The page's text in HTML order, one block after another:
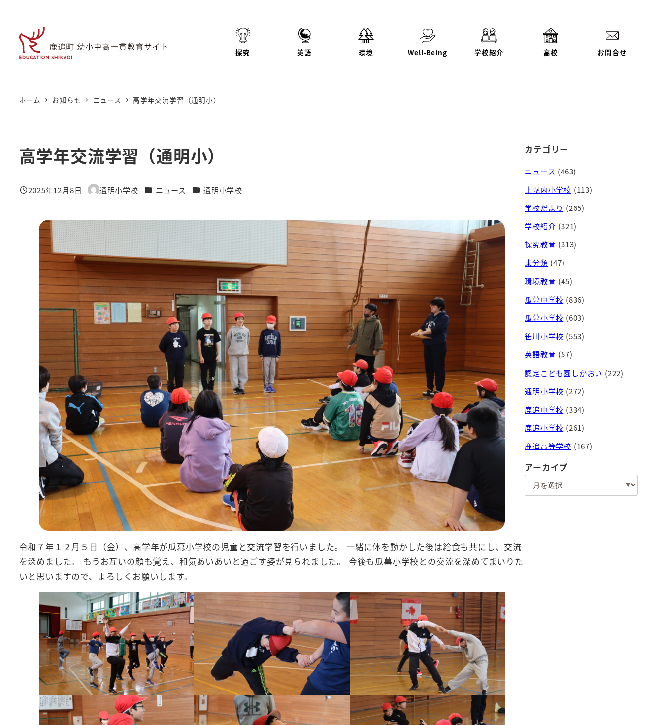
探究 英語 環境 Well-Being 学校紹介 高校 お問合せ
ホーム お知らせ ニュース 高学年交流学習（通明小）
高学年交流学習（通明小）
投稿日
2025年12月8日
著
通明小学校 カテゴリー
ニュース カテゴリー
通明小学校
令和７年１２月５日（金）、高学年が瓜幕小学校の児童と交流学習を行いました。 一緒に体を動かした後は給食も共にし、交流
を深めました。 もうお互いの顔も覚え、和気あいあいと過ごす姿が見られました。 今後も瓜幕小学校との交流を深めてまいりた
いと思いますので、よろしくお願いします。
カテゴリー
ニュース (463)
上幌内小学校 (113)
学校だより (265)
学校紹介 (321)
探究教育 (313)
未分類 (47)
環境教育 (45)
瓜幕中学校 (836)
瓜幕小学校 (603)
笹川小学校 (553)
英語教育 (57)
認定こども園しかおい (222)
通明小学校 (272)
鹿追中学校 (334)
鹿追小学校 (261)
鹿追高等学校 (167)
アーカイブ